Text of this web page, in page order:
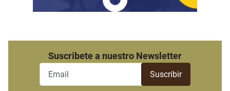
Suscribete a nuestro Newsletter